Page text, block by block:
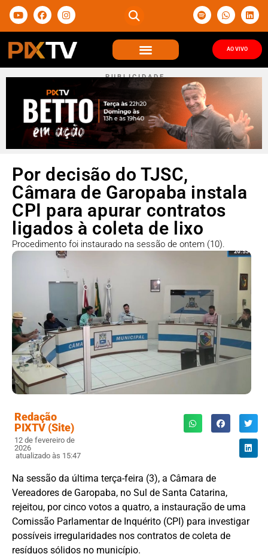
AO VIVO
P U B L I C I D A D E
Por decisão do TJSC,
Câmara de Garopaba instala
CPI para apurar contratos
ligados à coleta de lixo
Procedimento foi instaurado na sessão de ontem (10).
Redação
PIXTV (Site)
12 de fevereiro de
2026
atualizado às 15:47
Na sessão da última terça-feira (3), a Câmara de
Vereadores de Garopaba, no Sul de Santa Catarina,
rejeitou, por cinco votos a quatro, a instauração de uma
Comissão Parlamentar de Inquérito (CPI) para investigar
possíveis irregularidades nos contratos de coleta de
resíduos sólidos no município.